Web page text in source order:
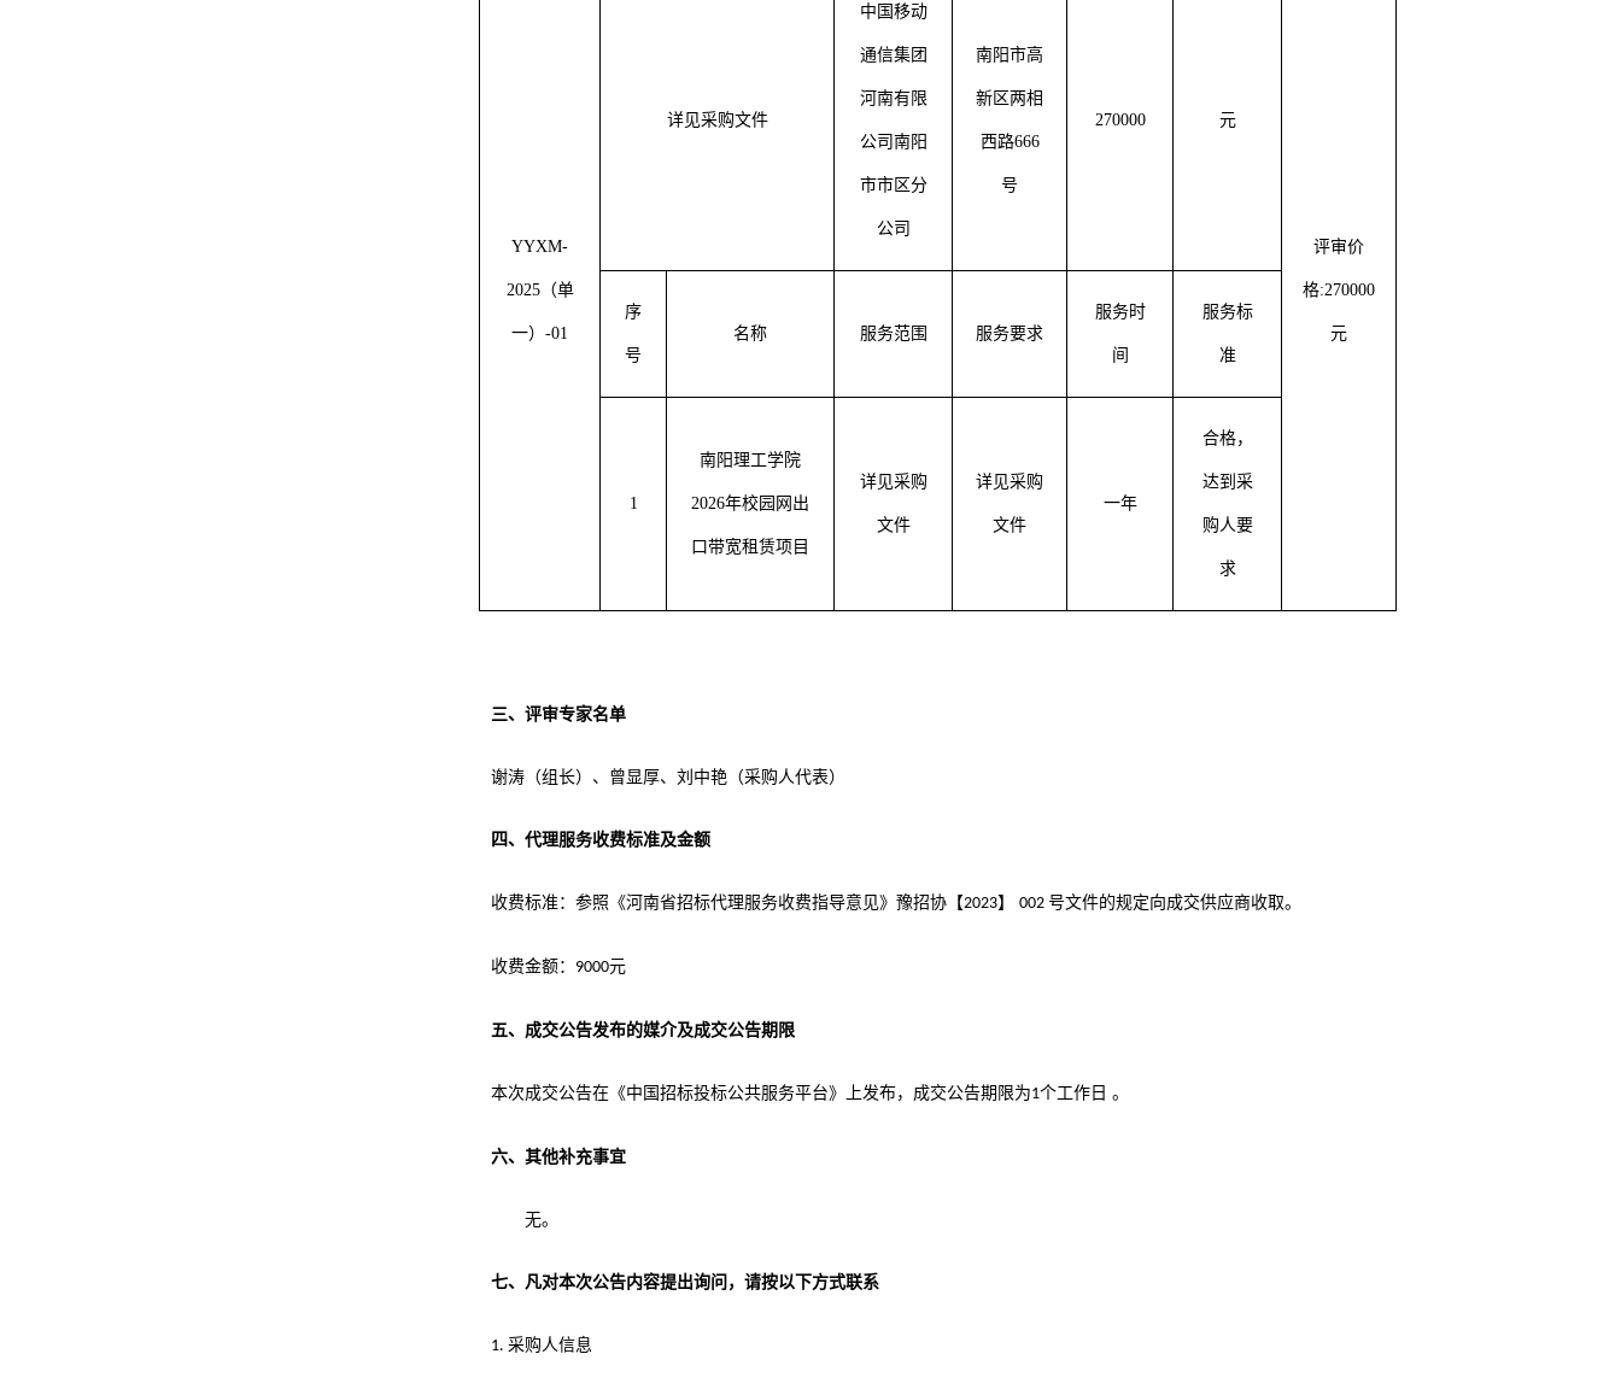
YYXM-
2025（单
一） -01
详见采购文件
中国移动
通信集团
河南有限
公司南阳
市市区分
公司
南阳市高
新区两相
西路666
号
270000 元
评审价
格:270000
元
序
号
名称 服务范围 服务要求
服务时
间
服务标
准
1
南阳理工学院
2026年校园网出
口带宽租赁项目
详见采购
文件
详见采购
文件
一年
合格，
达到采
购人要
求
三、评审专家名单
谢涛 （组长）、 曾显厚、 刘中艳 （采购人代表）
四、代理服务收费标准及金额
收费标准：参照《河南省招标代理服务收费指导意见》豫招协【2023】 002 号文件的规定向成交供应商收取。
收费金额： 9000元
五、成交公告发布的媒介及成交公告期限
本次成交公告在《中国招标投标公共服务平台》上发布，成交公告期限为1个工作日 。
六、其他补充事宜
无。
七、凡对本次公告内容提出询问，请按以下方式联系
1. 采购人信息